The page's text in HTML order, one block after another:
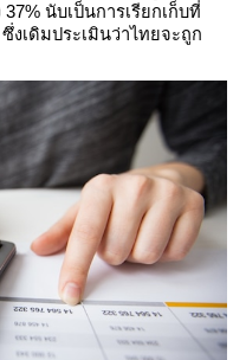
นับเป็นการเรียกเก็บที่
เดิมประเมินว่าไทยจะถูก